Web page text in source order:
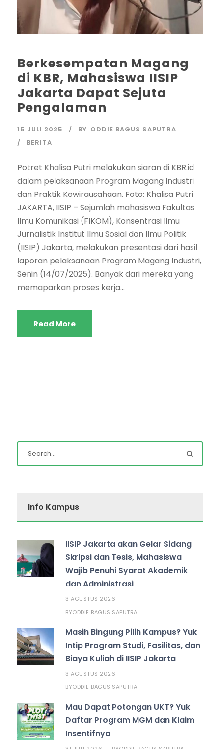
Berkesempatan Magang
di KBR, Mahasiswa IISIP
Jakarta Dapat Sejuta
Pengalaman
15 JULI 2025 BY ODDIE BAGUS SAPUTRA
BERITA
Potret Khalisa Putri melakukan siaran di KBR.id
dalam pelaksanaan Program Magang Industri
dan Praktik Kewirausahaan. Foto: Khalisa Putri
JAKARTA, IISIP – Sejumlah mahasiswa Fakultas
Ilmu Komunikasi (FIKOM), Konsentrasi Ilmu
Jurnalistik Institut Ilmu Sosial dan Ilmu Politik
(IISIP) Jakarta, melakukan presentasi dari hasil
laporan pelaksanaan Program Magang Industri,
Senin (14/07/2025). Banyak dari mereka yang
memaparkan proses kerja...
Read More
Info Kampus
IISIP Jakarta akan Gelar Sidang
Skripsi dan Tesis, Mahasiswa
Wajib Penuhi Syarat Akademik
dan Administrasi
3 AGUSTUS 2026
BYODDIE BAGUS SAPUTRA
Masih Bingung Pilih Kampus? Yuk
Intip Program Studi, Fasilitas, dan
Biaya Kuliah di IISIP Jakarta
3 AGUSTUS 2026
BYODDIE BAGUS SAPUTRA
Mau Dapat Potongan UKT? Yuk
Daftar Program MGM dan Klaim
Insentifnya